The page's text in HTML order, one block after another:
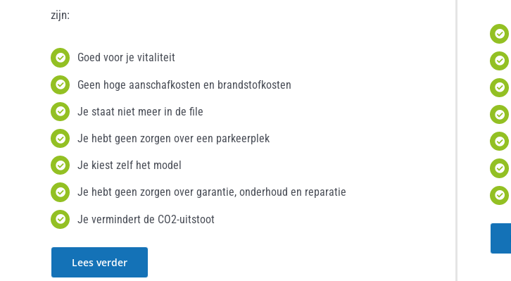
zijn:
Goed voor je vitaliteit
Geen hoge aanschafkosten en brandstofkosten
Je staat niet meer in de file
Je hebt geen zorgen over een parkeerplek
Je kiest zelf het model
Je hebt geen zorgen over garantie, onderhoud en reparatie
Je vermindert de CO2-uitstoot
Lees verder